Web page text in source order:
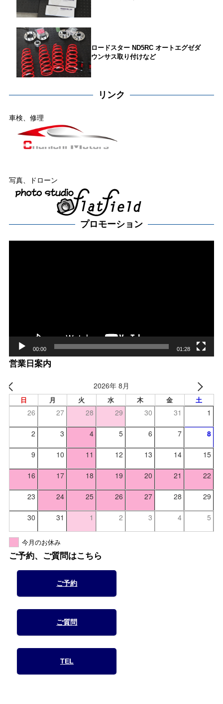
ロードスター ND5RC オートエグゼダ
ウンサス取り付けなど
リンク
車検、修理
写真、ドローン
プロモーション
00:00 01:28
営業日案内
2026年 8月
日 月 火 水 木 金 土
26 27 28 29 30 31 1
2 3 4 5 6 7 8
9 10 11 12 13 14 15
16 17 18 19 20 21 22
23 24 25 26 27 28 29
30 31 1 2 3 4 5
今月のお休み
ご予約、ご質問はこちら
ご予約
ご質問
TEL